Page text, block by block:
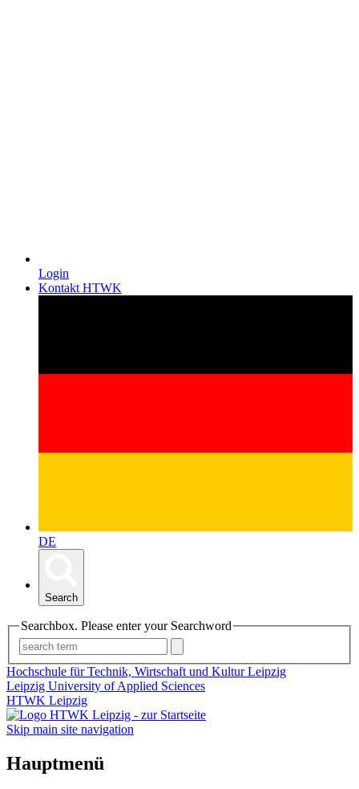
Login
Kontakt HTWK
DE
Search
Searchbox. Please enter your Searchword
Hochschule für Technik, Wirtschaft und Kultur Leipzig
Leipzig University of Applied Sciences
HTWK Leipzig
Skip main site navigation
Hauptmenü